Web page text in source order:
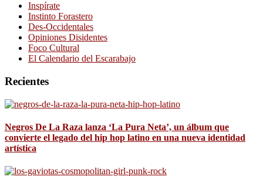
Inspírate
Instinto Forastero
Des-Occidentales
Opiniones Disidentes
Foco Cultural
El Calendario del Escarabajo
Recientes
Negros De La Raza lanza ‘La Pura Neta’, un álbum que
convierte el legado del hip hop latino en una nueva identidad
artística